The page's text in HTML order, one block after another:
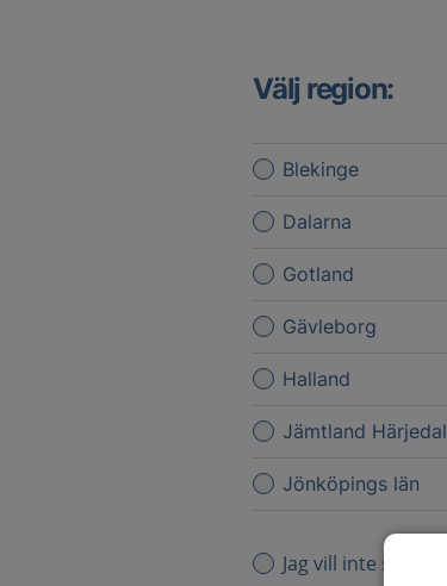
Välj region:
Blekinge
Dalarna
Gotland
Gävleborg
Halland
Jämtland
Jönköpings län
Jag vill inte se